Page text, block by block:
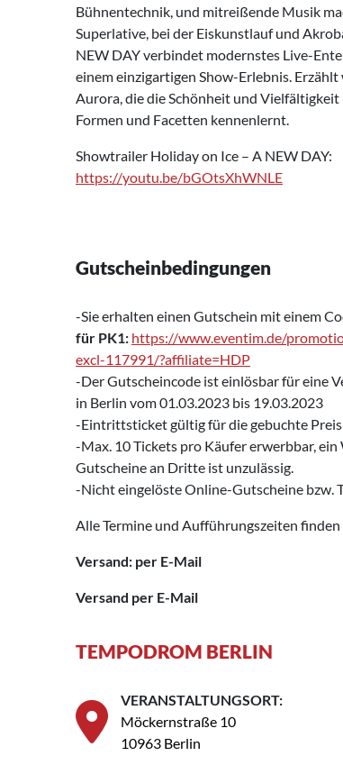
Bühnentechnik, und mitreißende Musik
Superlative, bei der Eiskunstlauf und
NEW DAY verbindet modernstes Live-
einem einzigartigen Show-Erlebnis.
Aurora, die die Schönheit und
Formen und Facetten kennenlernt.
Showtrailer Holiday on Ice – A NEW DAY:
https://youtu.be/bGOtsXhWNLE
Gutscheinbedingungen
-Sie erhalten einen Gutschein mit einem
für PK1: https://www.eventim.de/
excl-117991/?affiliate=HDP
-Der Gutscheincode ist einlösbar für eine
in Berlin vom 01.03.2023 bis 19.03.2023
-Eintrittsticket gültig für die gebuchte
-Max. 10 Tickets pro Käufer erwerbbar,
Gutscheine an Dritte ist unzulässig.
-Nicht eingelöste Online-Gutscheine bzw.
Alle Termine und Aufführungszeiten finden
Versand: per E-Mail
Versand per E-Mail
TEMPODROM BERLIN
VERANSTALTUNGSORT:
Möckernstraße 10
10963 Berlin